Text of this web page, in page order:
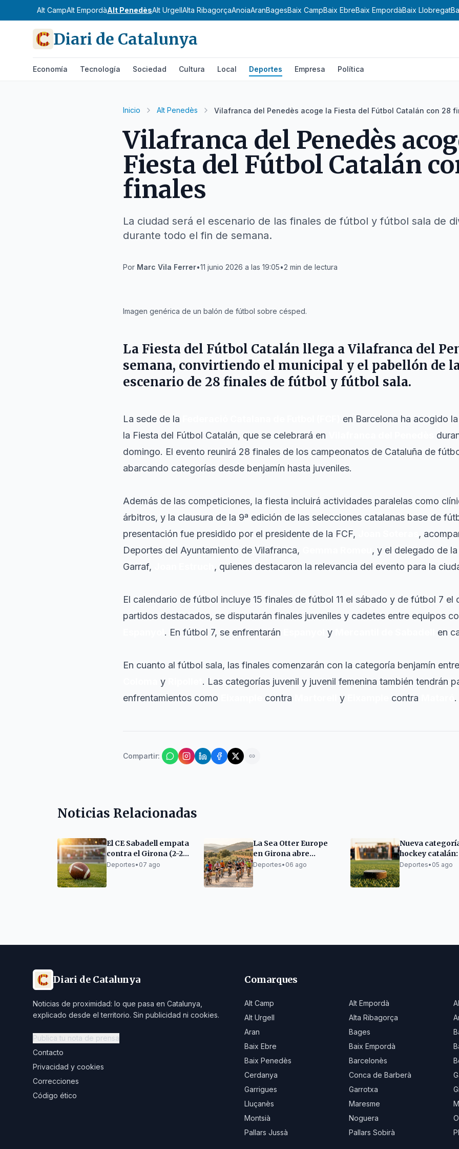
Alt CampAlt EmpordàAlt PenedèsAlt UrgellAlta RibagorçaAnoiaAranBagesBaix CampBaix EbreBaix EmpordàBaix Llobregat
Diari de Catalunya
Economía Tecnología Sociedad Cultura Local Deportes Empresa Política
Inicio Alt Penedès Vilafranca del Penedès acoge la Fiesta del Fútbol Catalán con 28
Vilafranca del Penedès
Fiesta del Fútbol Catalán
finales
La ciudad será el escenario de las finales de fútbol y fútbol sala de
durante todo el fin de semana.
Por Marc Vila Ferrer•11 junio 2026 a las 19:05•2 min de lectura
Imagen genérica de un balón de fútbol sobre césped.
La Fiesta del Fútbol Catalán llega aVilafranca del
semana, convirtiendo el municipal y el pabellón de
escenario de 28 finales de fútbol y fútbol sala.
La sede de la
en Barcelona ha acogido
la Fiesta del Fútbol Catalán, que se celebrará en
domingo. El evento reunirá 28 finales de los campeonatos de Cataluña de
abarcando categorías desde benjamín hasta juveniles.
Además de las competiciones, la fiesta incluirá actividades paralelas como
árbitros, y la clausura de la 9ª edición de las selecciones catalanas base de
presentación fue presidido por el presidente de la FCF,
,
Deportes del Ayuntamiento de Vilafranca,
, y el delegado de
Garraf,
, quienes destacaron la relevancia del evento para la
El calendario de fútbol incluye 15 finales de fútbol 11 el sábado y de fútbol 7 el
partidos destacados, se disputarán finales juveniles y cadetes entre equipos
. En fútbol 7, se enfrentarán y en
En cuanto al fútbol sala, las finales comenzarán con la categoría benjamín entre
y
. Las categorías juvenil y juvenil femenina también tendrán
enfrentamientos como
contra y contra .
Compartir:
Noticias Relacionadas
El CE Sabadell empata
contra el Girona (2-2)
en un partido de
Deportes• 07 ago
La Sea Otter Europe
en Girona abre
inscripciones para su
Deportes• 06 ago
Nueva
hockey catalán:
Nacional
Deportes• 05 ago
Diari de Catalunya
Noticias de proximidad: lo que pasa en Catalunya,
explicado desde el territorio. Sin publicidad ni cookies.
Publica tu nota de prensa
Contacto
Privacidad y cookies
Correcciones
Código ético
Comarques
Alt Camp Alt Empordà
Alt Urgell
Alta Ribagorça
Aran
Bages
Baix Ebre
Baix Empordà
Baix Penedès
Barcelonès
Cerdanya
Conca de Barberà
Garrigues
Garrotxa
Lluçanès
Maresme
Montsià
Noguera
Pallars Jussà
Pallars Sobirà